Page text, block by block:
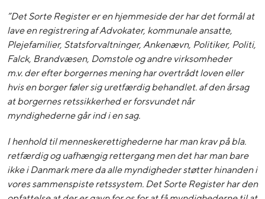
”Det Sorte Register er en hjemmeside der har det formål at
lave en registrering af Advokater, kommunale ansatte,
Plejefamilier, Statsforvaltninger, Ankenævn, Politiker, Politi,
Falck, Brandvæsen, Domstole og andre virksomheder
m.v. der efter borgernes mening har overtrådt loven eller
hvis en borger føler sig uretfærdig behandlet. af den årsag
at borgernes retssikkerhed er forsvundet når
myndighederne går ind i en sag.
I henhold til menneskerettighederne har man krav på bla.
retfærdig og uafhængig rettergang men det har man bare
ikke i Danmark mere da alle myndigheder støtter hinanden i
vores sammenspiste retssystem. Det Sorte Register har den